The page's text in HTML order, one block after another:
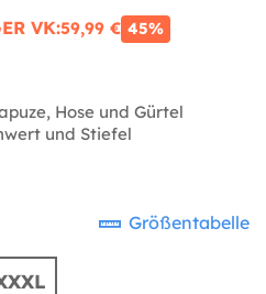
VK:59,99 € 45%
Hose und Gürtel
und Stiefel
Größentabelle